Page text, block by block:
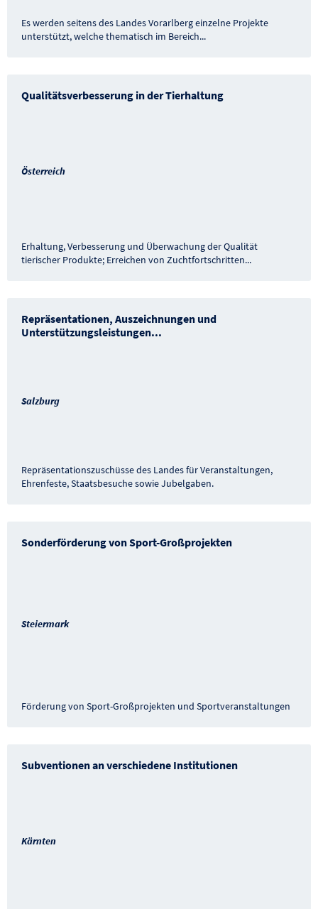
Es werden seitens des Landes Vorarlberg einzelne Projekte
unterstützt, welche thematisch im Bereich...
Qualitätsverbesserung in der Tierhaltung
Österreich
Erhaltung, Verbesserung und Überwachung der Qualität
tierischer Produkte; Erreichen von Zuchtfortschritten...
Repräsentationen, Auszeichnungen und
Unterstützungsleistungen...
Salzburg
Repräsentationszuschüsse des Landes für Veranstaltungen,
Ehrenfeste, Staatsbesuche sowie Jubelgaben.
Sonderförderung von Sport-Großprojekten
Steiermark
Förderung von Sport-Großprojekten und Sportveranstaltungen
Subventionen an verschiedene Institutionen
Kärnten